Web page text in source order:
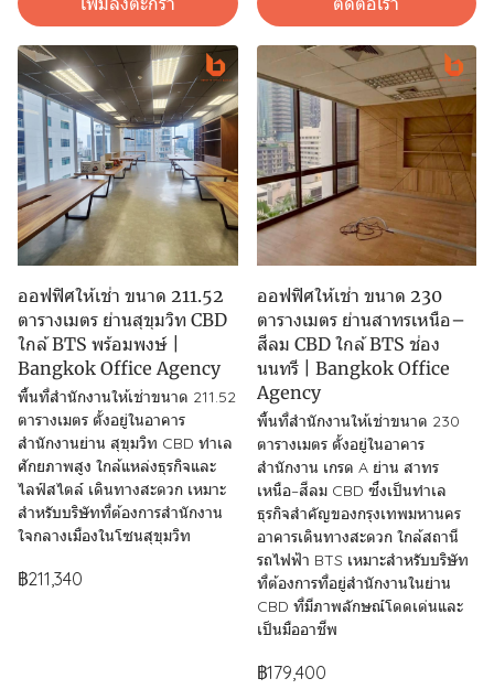
ออฟฟิศให้เช่า ขนาด 211.52
ตารางเมตร ย่านสุขุมวิท CBD
ใกล้ BTS พร้อมพงษ์ |
Bangkok Office Agency
พื้นที่สำนักงานให้เช่าขนาด 211.52
ตารางเมตร ตั้งอยู่ในอาคาร
สำนักงานย่าน สุขุมวิท CBD ทำเล
ศักยภาพสูง ใกล้แหล่งธุรกิจและ
ไลฟ์สไตล์ เดินทางสะดวก เหมาะ
สำหรับบริษัทที่ต้องการสำนักงาน
ใจกลางเมืองในโซนสุขุมวิท
฿211,340
ออฟฟิศให้เช่า ขนาด 230
ตารางเมตร ย่านสาทรเหนือ–
สีลม CBD ใกล้ BTS ช่อง
นนทรี | Bangkok Office
Agency
พื้นที่สำนักงานให้เช่าขนาด 230
ตารางเมตร ตั้งอยู่ในอาคาร
สำนักงาน เกรด A ย่าน สาทร
เหนือ–สีลม CBD ซึ่งเป็นทำเล
ธุรกิจสำคัญของกรุงเทพมหานคร
อาคารเดินทางสะดวก ใกล้สถานี
รถไฟฟ้า BTS เหมาะสำหรับบริษัท
ที่ต้องการที่อยู่สำนักงานในย่าน
CBD ที่มีภาพลักษณ์โดดเด่นและ
เป็นมืออาชีพ
฿179,400